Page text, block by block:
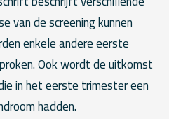
van de screening kunnen
enkele andere eerste
Ook wordt de uitkomst
in het eerste trimester een
hadden.